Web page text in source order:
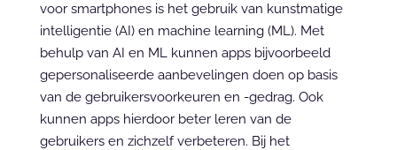
voor smartphones is het gebruik van kunstmatige
intelligentie (AI) en machine learning (ML). Met
behulp van AI en ML kunnen apps bijvoorbeeld
gepersonaliseerde aanbevelingen doen op basis
van de gebruikersvoorkeuren en -gedrag. Ook
kunnen apps hierdoor beter leren van de
gebruikers en zichzelf verbeteren. Bij het